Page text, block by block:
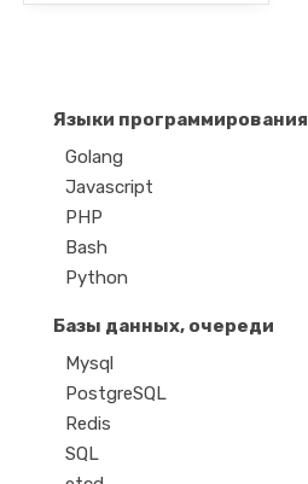
Языки программирования
Golang
Javascript
PHP
Bash
Python
Базы данных, очереди
Mysql
PostgreSQL
Redis
SQL